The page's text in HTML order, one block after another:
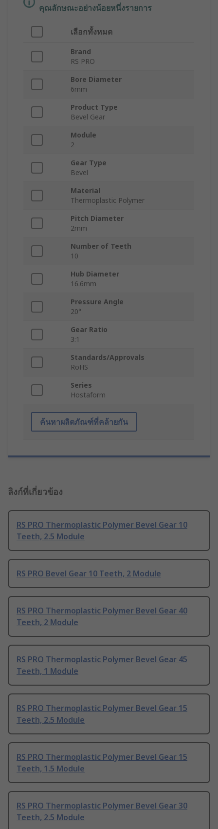
คุณลักษณะอย่างน้อยหนึ่งรายการ
เลือกทั้งหมด
Brand
RS PRO
Bore Diameter
6mm
Product Type
Bevel Gear
Module
2
Gear Type
Bevel
Material
Thermoplastic Polymer
Pitch Diameter
2mm
Number of Teeth
10
Hub Diameter
16.6mm
Pressure Angle
20°
Gear Ratio
3:1
Standards/Approvals
RoHS
Series
Hostaform
ค้นหาผลิตภัณฑ์ที่คล้ายกัน
ลิงก์ที่เกี่ยวข้อง
RS PRO Thermoplastic Polymer Bevel Gear 10
Teeth, 2.5 Module
RS PRO Bevel Gear 10 Teeth, 2 Module
RS PRO Thermoplastic Polymer Bevel Gear 40
Teeth, 2 Module
RS PRO Thermoplastic Polymer Bevel Gear 45
Teeth, 1 Module
RS PRO Thermoplastic Polymer Bevel Gear 15
Teeth, 2.5 Module
RS PRO Thermoplastic Polymer Bevel Gear 15
Teeth, 1.5 Module
RS PRO Thermoplastic Polymer Bevel Gear 30
Teeth, 2.5 Module